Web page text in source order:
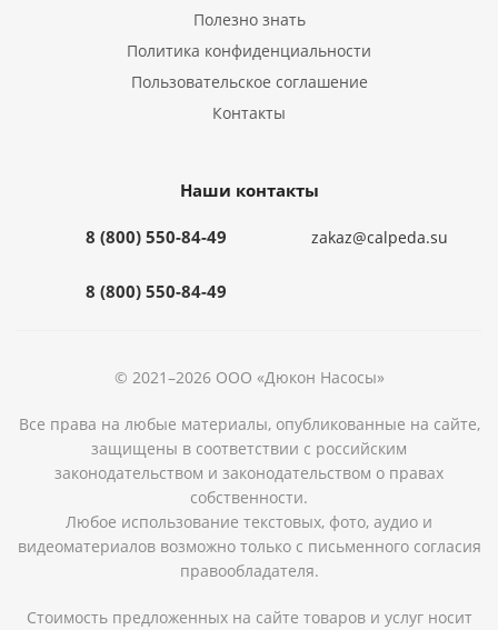
Полезно знать
Политика конфиденциальности
Пользовательское соглашение
Контакты
Наши контакты
8 (800) 550-84-49
8 (800) 550-84-49
zakaz@calpeda.su
© 2021–2026 ООО «Дюкон Насосы»
Все права на любые материалы, опубликованные на сайте,
защищены в соответствии с российским
законодательством и законодательством о правах
собственности.
Любое использование текстовых, фото, аудио и
видеоматериалов возможно только с письменного согласия
правообладателя.
Стоимость предложенных на сайте товаров и услуг носит